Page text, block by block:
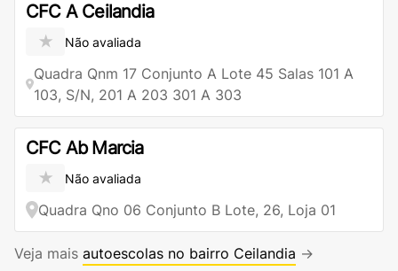
CFC A Ceilandia
★ Não avaliada
Quadra Qnm 17 Conjunto A Lote 45 Salas 101 A
103, S/N, 201 A 203 301 A 303
CFC Ab Marcia
★ Não avaliada
Quadra Qno 06 Conjunto B Lote, 26, Loja 01
Veja mais autoescolas no bairro Ceilandia →